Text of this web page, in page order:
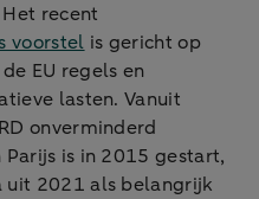
recent
voorstel is gericht op
EU regels en
lasten. Vanuit
onverminderd
is in 2015 gestart,
2021 als belangrijk